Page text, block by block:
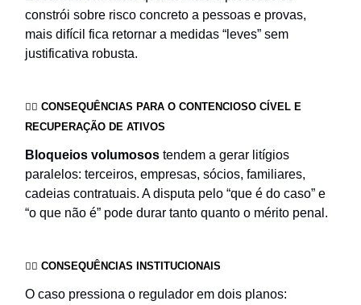
constrói sobre risco concreto a pessoas e provas,
mais difícil fica retornar a medidas “leves” sem
justificativa robusta.
👉🏻 CONSEQUÊNCIAS PARA O CONTENCIOSO CÍVEL E
RECUPERAÇÃO DE ATIVOS
Bloqueios volumosos tendem a gerar litígios
paralelos: terceiros, empresas, sócios, familiares,
cadeias contratuais. A disputa pelo “que é do caso” e
“o que não é” pode durar tanto quanto o mérito penal.
👉🏻 CONSEQUÊNCIAS INSTITUCIONAIS
O caso pressiona o regulador em dois planos: